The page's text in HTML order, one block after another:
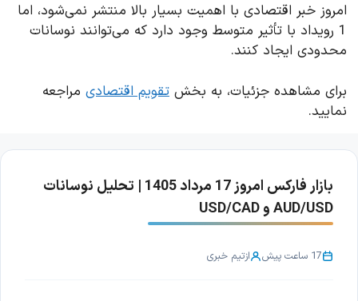
امروز خبر اقتصادی با اهمیت بسیار بالا منتشر نمی‌شود، اما
1 رویداد با تأثیر متوسط وجود دارد که می‌توانند نوسانات
محدودی ایجاد کنند.
برای مشاهده جزئیات، به بخش تقویم اقتصادی مراجعه
نمایید.
بازار فارکس امروز 17 مرداد 1405 | تحلیل نوسانات
AUD/USD و USD/CAD
17 ساعت پیش ازتیم خبری